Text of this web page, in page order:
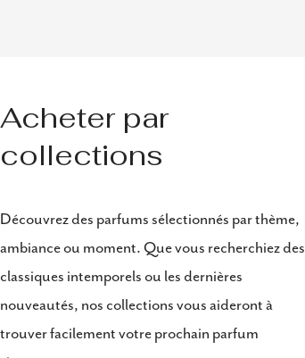
Acheter par
collections
Découvrez des parfums sélectionnés par thème,
ambiance ou moment. Que vous recherchiez des
classiques intemporels ou les dernières
nouveautés, nos collections vous aideront à
trouver facilement votre prochain parfum